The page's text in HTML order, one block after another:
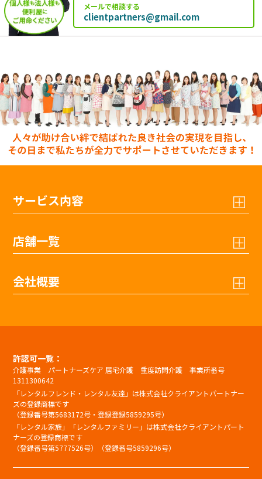
メールで相談する
clientpartners@gmail.com
サービス内容
店舗一覧
会社概要
許認可一覧：
介護事業 パートナーズケア 居宅介護 重度訪問介護 事業所番号
1311300642
「レンタルフレンド・レンタル友達」は株式会社クライアントパートナー
ズの登録商標です
（登録番号第5683172号・登録登録5859295号）
「レンタル家族」「レンタルファミリー」は株式会社クライアントパート
ナーズの登録商標です
（登録番号第5777526号）（登録番号5859296号）